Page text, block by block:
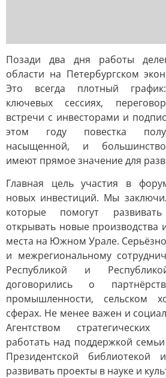
Позади два дня работы
области на Петербургском
Это всегда плотный
ключевых сессиях,
встречи с инвесторами и
этом году повестка
насыщенной, и большинство
имеют прямое значение для
Главная цель участия в
новых инвестиций. Мы
которые помогут
открывать новые производства
места на Южном Урале.
и межрегиональному
Республикой и
договорились о
промышленности, сельском
сферах. Не менее важен и
Агентством
работать над поддержкой
Президентской
развивать проекты в науке и